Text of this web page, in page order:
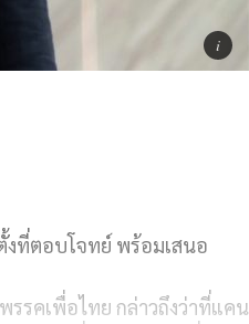
งที่ตอบโจทย์ พร้อมเสนอ
รคเพื่อไทย กล่าวถึงว่าที่แคน